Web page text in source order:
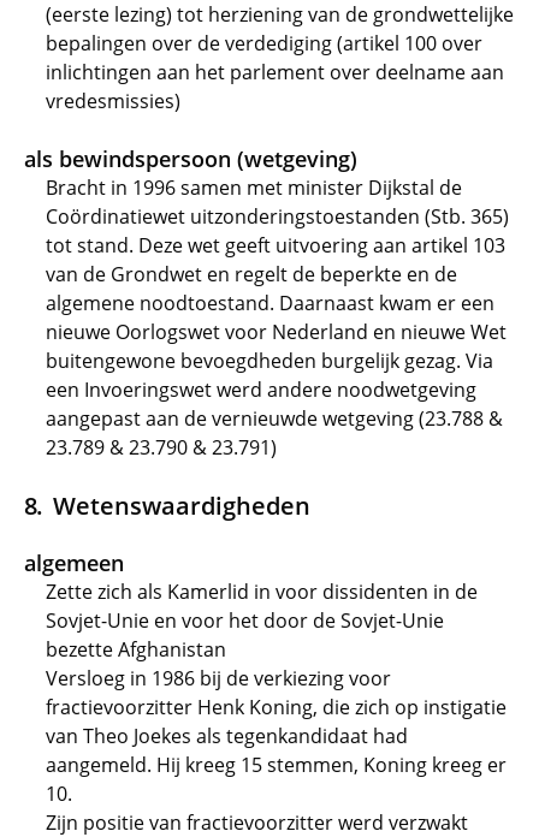
(eerste lezing) tot herziening van de grondwettelijke
bepalingen over de verdediging (artikel 100 over
inlichtingen aan het parlement over deelname aan
vredesmissies)
als bewindspersoon (wetgeving)
Bracht in 1996 samen met minister Dijkstal de
Coördinatiewet uitzonderingstoestanden (Stb. 365)
tot stand. Deze wet geeft uitvoering aan artikel 103
van de Grondwet en regelt de beperkte en de
algemene noodtoestand. Daarnaast kwam er een
nieuwe Oorlogswet voor Nederland en nieuwe Wet
buitengewone bevoegdheden burgelijk gezag. Via
een Invoeringswet werd andere noodwetgeving
aangepast aan de vernieuwde wetgeving (23.788 &
23.789 & 23.790 & 23.791)
Wetenswaardigheden
algemeen
Zette zich als Kamerlid in voor dissidenten in de
Sovjet-Unie en voor het door de Sovjet-Unie
bezette Afghanistan
Versloeg in 1986 bij de verkiezing voor
fractievoorzitter Henk Koning, die zich op instigatie
van Theo Joekes als tegenkandidaat had
aangemeld. Hij kreeg 15 stemmen, Koning kreeg er
10.
Zijn positie van fractievoorzitter werd verzwakt